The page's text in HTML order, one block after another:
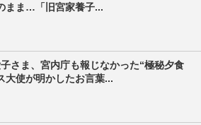
まま…「旧宮家養子...
子さま、宮内庁も報じなかった“極秘夕食
大使が明かしたお言葉...